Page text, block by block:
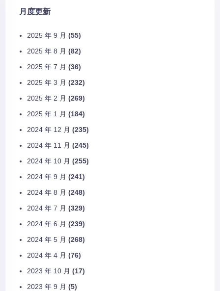
月度更新
2025 年 9 月 (55)
2025 年 8 月 (82)
2025 年 7 月 (36)
2025 年 3 月 (232)
2025 年 2 月 (269)
2025 年 1 月 (184)
2024 年 12 月 (235)
2024 年 11 月 (245)
2024 年 10 月 (255)
2024 年 9 月 (241)
2024 年 8 月 (248)
2024 年 7 月 (329)
2024 年 6 月 (239)
2024 年 5 月 (268)
2024 年 4 月 (76)
2023 年 10 月 (17)
2023 年 9 月 (5)